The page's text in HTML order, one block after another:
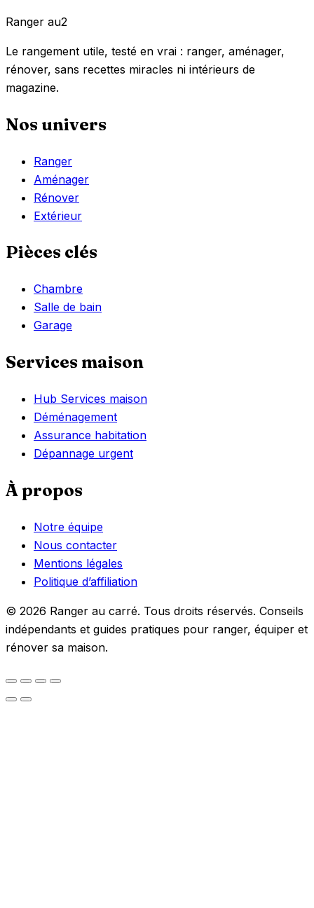
Ranger au2
Le rangement utile, testé en vrai : ranger, aménager,
rénover, sans recettes miracles ni intérieurs de
magazine.
Nos univers
Ranger
Aménager
Rénover
Extérieur
Pièces clés
Chambre
Salle de bain
Garage
Services maison
Hub Services maison
Déménagement
Assurance habitation
Dépannage urgent
À propos
Notre équipe
Nous contacter
Mentions légales
Politique d’affiliation
© 2026 Ranger au carré. Tous droits réservés. Conseils
indépendants et guides pratiques pour ranger, équiper et
rénover sa maison.